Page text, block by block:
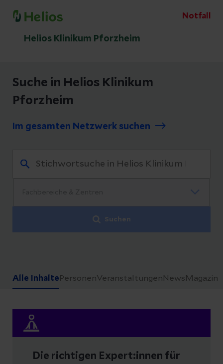
Notfall
Helios Klinikum Pforzheim
Suche in Helios Klinikum
Pforzheim
Im gesamten Netzwerk suchen
Suchen
Alle Inhalte PersonenVeranstaltungen News Magazin
Die richtigen Expert:innen für